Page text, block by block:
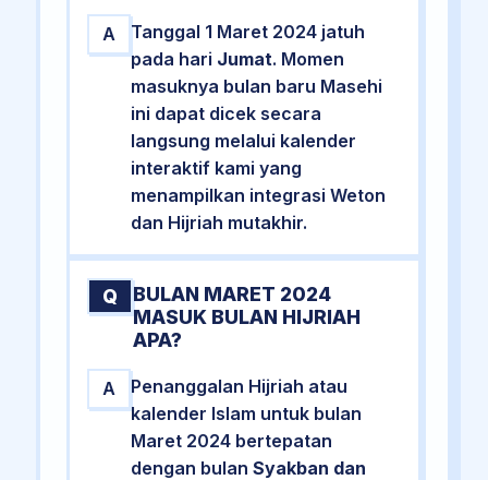
A
Tanggal 1 Maret 2024 jatuh
pada hari Jumat. Momen
masuknya bulan baru Masehi
ini dapat dicek secara
langsung melalui kalender
interaktif kami yang
menampilkan integrasi Weton
dan Hijriah mutakhir.
Q
BULAN MARET 2024
MASUK BULAN HIJRIAH
APA?
A
Penanggalan Hijriah atau
kalender Islam untuk bulan
Maret 2024 bertepatan
dengan bulan Syakban dan